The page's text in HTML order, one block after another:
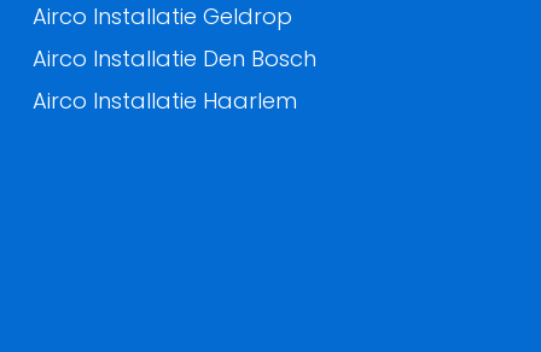
Airco Installatie Geldrop
Airco Installatie Den Bosch
Airco Installatie Haarlem